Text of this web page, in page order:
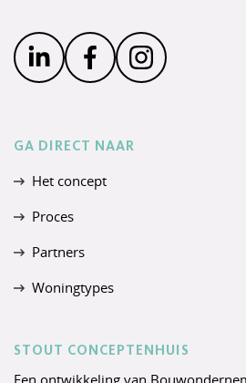
GA DIRECT NAAR
Het concept
Proces
Partners
Woningtypes
STOUT CONCEPTENHUIS